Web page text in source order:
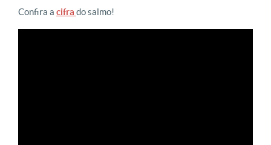
Confira a cifra do salmo!